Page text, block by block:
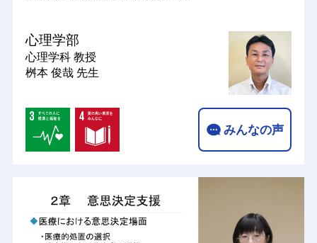
心理学部
心理学科 教授
桝本 俊哉 先生
みんなの声